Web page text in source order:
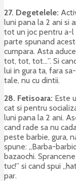
27. Degetelele:
luni pana la 2 ani si
tot un joc pentru a-l
parte spunand
cumpara. Asta
tot, tot, tot…”. Si
lui in gura ta, fara
tale, nu cu dintii.
28. Fetisoara: Este
cat si pentru
luni pana la 2 ani.
cand rade sa nu
peste barbie, gura,
spune: „Barba-
bazaochi.
tuc!” si cand spui
par.